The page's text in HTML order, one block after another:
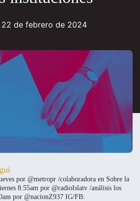
22 de febrero de 2024
por @metropr /colaboradora en Sobre la
8:55am por @radioIslatv /análisis los
por @nacionZ937 IG/FB: